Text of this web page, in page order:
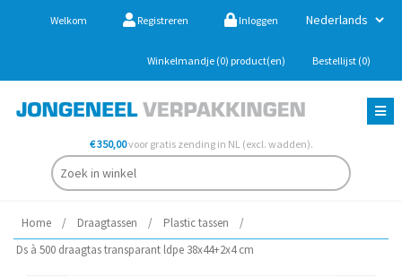
Welkom Registreren Inloggen
Winkelmandje (0) product(en) Bestellijst (0)
€ 350,00voor gratis zending in NL (excl. wadden).
Home / Draagtassen / Plastic tassen
/
Ds à 500 draagtas transparant ldpe 38x44+2x4 cm